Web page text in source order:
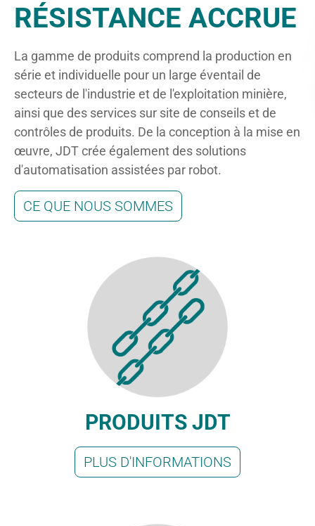
RÉSISTANCE ACCRUE
La gamme de produits comprend la production en
série et individuelle pour un large éventail de
secteurs de l'industrie et de l'exploitation minière,
ainsi que des services sur site de conseils et de
contrôles de produits. De la conception à la mise en
œuvre, JDT crée également des solutions
d'automatisation assistées par robot.
CE QUE NOUS SOMMES
PRODUITS JDT
PLUS D'INFORMATIONS